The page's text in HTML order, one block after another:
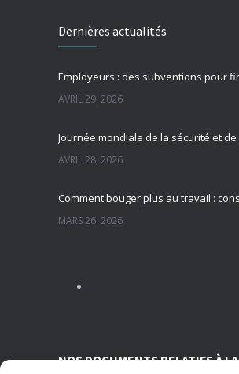
Dernières actualités
AVRIL 29, 2026
AVRIL 28, 2026
MARS 26, 2026
MARS 13, 2026
NOS DOCUMENTS RELATIFS À LA